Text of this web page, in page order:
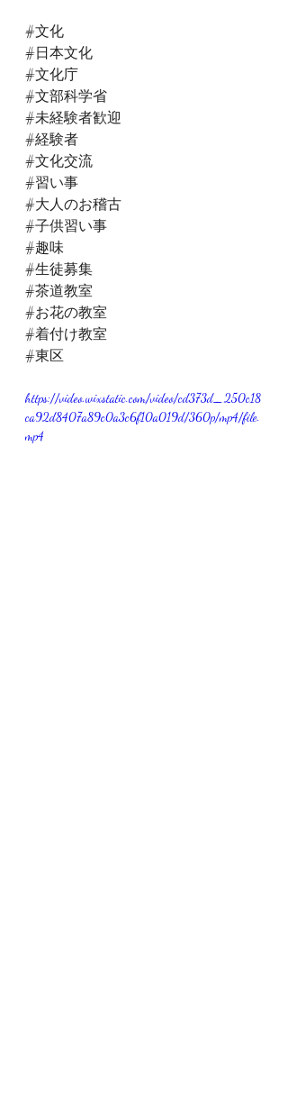
#文化
#日本文化
#文化庁
#文部科学省
#未経験者歓迎
#経験者
#文化交流
#習い事
#大人のお稽古
#子供習い事
#趣味
#生徒募集
#茶道教室
#お花の教室
#着付け教室
#東区
https://video.wixstatic.com/video/cd373d_250c18
ca92d8407a89c0a3c6f10a019d/360p/mp4/file.
mp4